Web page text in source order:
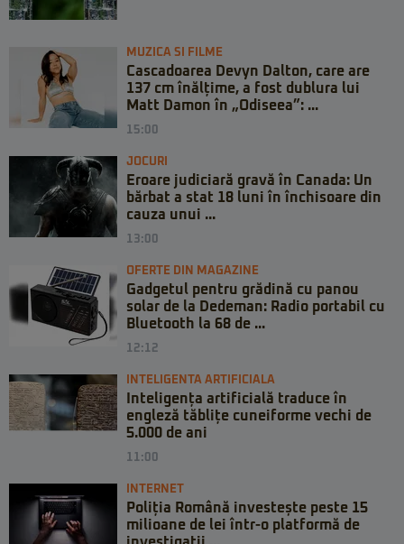
MUZICA SI FILME
Cascadoarea Devyn Dalton, care are
137 cm înălțime, a fost dublura lui
Matt Damon în „Odiseea”: ...
15:00
JOCURI
Eroare judiciară gravă în Canada: Un
bărbat a stat 18 luni în închisoare din
cauza unui ...
13:00
OFERTE DIN MAGAZINE
Gadgetul pentru grădină cu panou
solar de la Dedeman: Radio portabil cu
Bluetooth la 68 de ...
12:12
INTELIGENTA ARTIFICIALA
Inteligența artificială traduce în
engleză tăblițe cuneiforme vechi de
5.000 de ani
11:00
INTERNET
Poliția Română investește peste 15
milioane de lei într-o platformă de